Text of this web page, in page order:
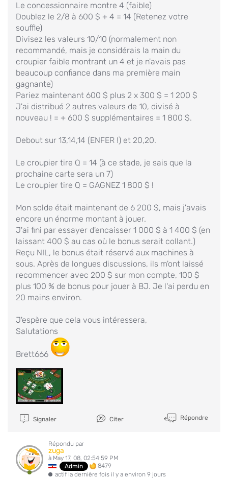
Le concessionnaire montre 4 (faible)
Doublez le 2/8 à 600 $ + 4 = 14 (Retenez votre
souffle)
Divisez les valeurs 10/10 (normalement non
recommandé, mais je considérais la main du
croupier faible montrant un 4 et je n'avais pas
beaucoup confiance dans ma première main
gagnante)
Pariez maintenant 600 $ plus 2 x 300 $ = 1 200 $
J'ai distribué 2 autres valeurs de 10, divisé à
nouveau ! = + 600 $ supplémentaires = 1 800 $.
Debout sur 13,14,14 (ENFER !) et 20,20.
Le croupier tire Q = 14 (à ce stade, je sais que la
prochaine carte sera un 7)
Le croupier tire Q = GAGNEZ 1 800 $ !
Mon solde était maintenant de 6 200 $, mais j'avais
encore un énorme montant à jouer.
J'ai fini par essayer d'encaisser 1 000 $ à 1 400 $ (en
laissant 400 $ au cas où le bonus serait collant.)
Reçu NIL, le bonus était réservé aux machines à
sous. Après de longues discussions, ils m'ont laissé
recommencer avec 200 $ sur mon compte, 100 $
plus 100 % de bonus pour jouer à BJ. Je l'ai perdu en
20 mains environ.
J'espère que cela vous intéressera,
Salutations
Brett666
Signaler Citer Répondre
Répondu par
zuga
à May 17, 08, 02:54:59 PM
Admin
8479
actif la dernière fois il y a environ 9 jours